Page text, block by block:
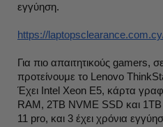
εγγύηση.
https://
Για πιο απαιτητικούς gamers,
προτείνουμε το Lenovo
Έχει Intel Xeon E5, κάρτα
RAM, 2TB NVME SSD και
11 pro, και 3 έχει χρόνια